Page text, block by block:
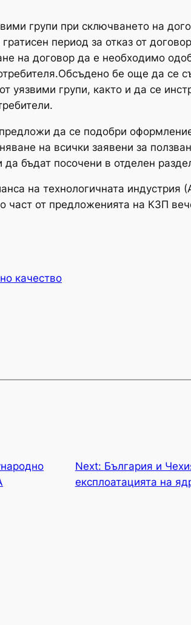
групи при сключването на
период за отказ от
на договор да е необходимо
бе още да се
уязвими групи, както и да се
да се подобри
на всички заявени за
бъдат посочени в отделен
на технологичната
част от предложенията на КЗП
качество
Next: България и
експлоатацията на